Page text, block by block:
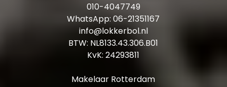
010-4047749
WhatsApp:06-21351167
info@lokkerbol.nl
BTW: NL8133.43.306.B01
KvK: 24293811
Makelaar Rotterdam